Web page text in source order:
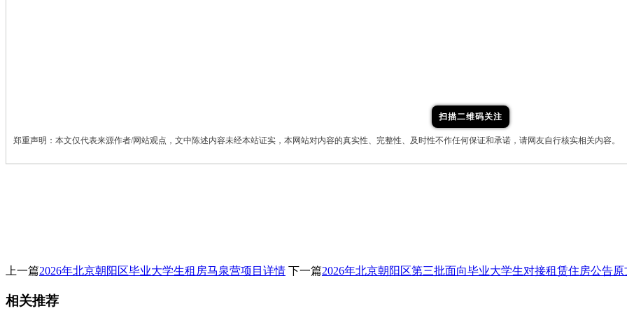
扫描二维码关注
郑重声明：本文仅代表来源作者/网站观点，文中陈述内容未经本站证实，本网站对内容的真实性、完整性、及时性不作任何保证和承诺，请网友自行核实相关内容。
上一篇2026年北京朝阳区毕业大学生租房马泉营项目详情 下一篇2026年北京朝阳区第三批面向毕业大学生对接租赁住房公告原
相关推荐